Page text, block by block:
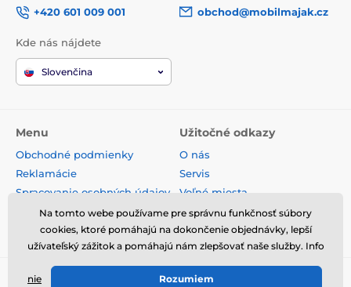
+420 601 009 001
obchod@mobilmajak.cz
Kde nás nájdete
Slovenčina
Menu
Obchodné podmienky
Reklamácie
Spracovanie osobných údajov
Doprava a platba
Odstúpenie od zmluvy
Užitočné odkazy
O nás
Servis
Voľné miesta
Kontakt
© 2026 www.mobilmajak.sk ⦁ E-shop vytvorila
Na tomto webe používame pre správnu funkčnosť súbory
cookies, ktoré pomáhajú na dokončenie objednávky, lepší
užívateľský zážitok a pomáhajú nám zlepšovať naše služby. Info
nie Rozumiem